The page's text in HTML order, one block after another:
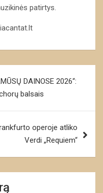
patirtys.
DAINOSE 2026“:
balsais
operoje atliko
Verdi „Requiem“